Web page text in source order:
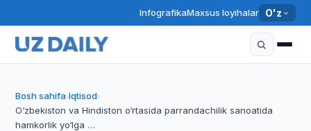
InfografikaMaxsus loyihalar O'z
Bosh sahifa›Iqtisod›
O‘zbekiston va Hindiston o‘rtasida parrandachilik sanoatida
hamkorlik yo‘lga …